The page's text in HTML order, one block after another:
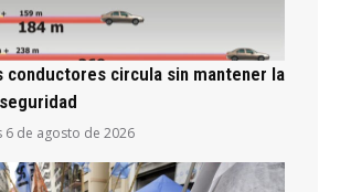
conductores circula sin mantener la
6 de agosto de 2026